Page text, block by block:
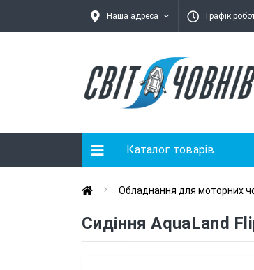
Наша адреса Графік
Каталог товарів
Обладнання для моторних
Сидіння AquaLand